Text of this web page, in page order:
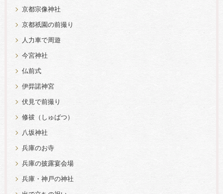
京都宗像神社
京都祇園の前撮り
人力車で周遊
今宮神社
仏前式
伊弉諾神宮
伏見で前撮り
修祓（しゅばつ）
八坂神社
兵庫のお寺
兵庫の披露宴会場
兵庫・神戸の神社